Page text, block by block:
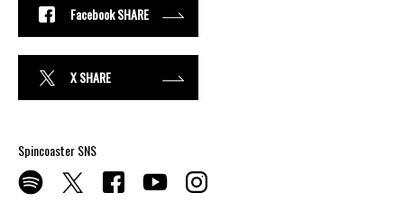
Facebook SHARE
X SHARE
Spincoaster SNS